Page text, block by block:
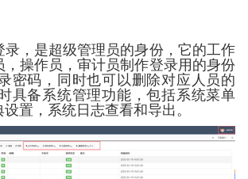
录，是超级管理员的身份，它的工作
，操作员，审计员制作登录用的身份
密码，同时也可以删除对应人员的
具备系统管理功能，包括系统菜单
置，系统日志查看和导出。